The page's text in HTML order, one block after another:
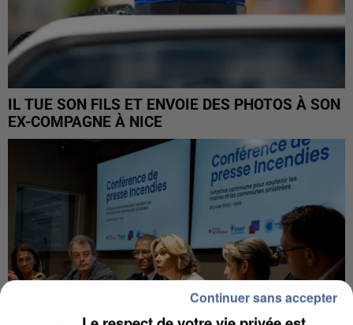
IL TUE SON FILS ET ENVOIE DES PHOTOS À SON
EX-COMPAGNE À NICE
Continuer sans accepter